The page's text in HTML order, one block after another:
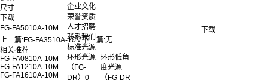
企业文化
荣誉资质
人才招聘
联系我们
标准光源
环形光源
（FG-
DR）0-
环形低角
度光源
（FG-DR
尺寸
下载
FG-FA5010A-10M
下载
上一篇:FG-FA3510A-10M下一篇:无
相关推荐
FG-FA0810A-10M
FG-FA1210A-10M
FG-FA1610A-10M